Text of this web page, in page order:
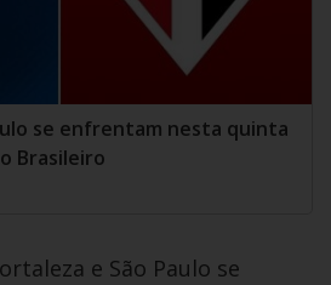
se enfrentam nesta quinta
Brasileiro
e São Paulo se